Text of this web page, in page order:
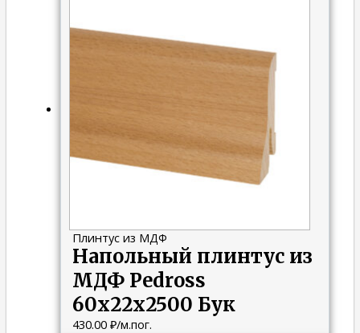
Плинтус из МДФ
Напольный плинтус из
МДФ Pedross
60х22х2500 Бук
430.00 ₽/м.пог.